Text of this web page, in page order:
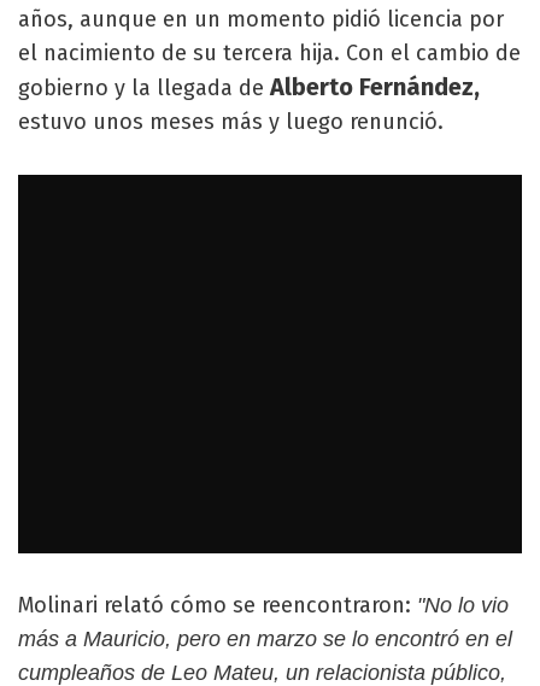
años, aunque en un momento pidió licencia por
el nacimiento de su tercera hija. Con el cambio de
gobierno y la llegada deAlberto Fernández,
estuvo unos meses más y luego renunció.
Molinari relató cómo se reencontraron: "No lo vio
más a Mauricio, pero en marzo se lo encontró en el
cumpleaños de Leo Mateu, un relacionista público,